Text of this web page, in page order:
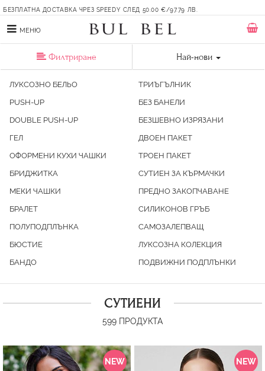
БЕЗПЛАТНА ДОСТАВКА ЧРЕЗ SPEEDY СЛЕД 50.00 €/97.79 ЛВ.
МЕНЮ
Филтриране Най-нови
ЛУКСОЗНО БЕЛЬО
PUSH-UP
DOUBLE PUSH-UP
ГЕЛ
ОФОРМЕНИ КУХИ ЧАШКИ
БРИДЖИТКА
МЕКИ ЧАШКИ
БРАЛЕТ
ПОЛУПОДПЛЪНКА
БЮСТИЕ
БАНДО
ТРИЪГЪЛНИК
БЕЗ БАНЕЛИ
БЕЗШЕВНО ИЗРЯЗАНИ
ДВОЕН ПАКЕТ
ТРОЕН ПАКЕТ
СУТИЕН ЗА КЪРМАЧКИ
ПРЕДНО ЗАКОПЧАВАНЕ
СИЛИКОНОВ ГРЪБ
САМОЗАЛЕПВАЩ
ЛУКСОЗНА КОЛЕКЦИЯ
ПОДВИЖНИ ПОДПЛЪНКИ
СУТИЕНИ
599 ПРОДУКТА
NEW NEW